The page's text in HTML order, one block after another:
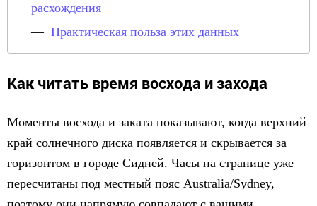
расхождения
Практическая польза этих данных
Как читать время восхода и захода
Моменты восхода и заката показывают, когда верхний
край солнечного диска появляется и скрывается за
горизонтом в городe Сидней. Часы на странице уже
пересчитаны под местный пояс Australia/Sydney,